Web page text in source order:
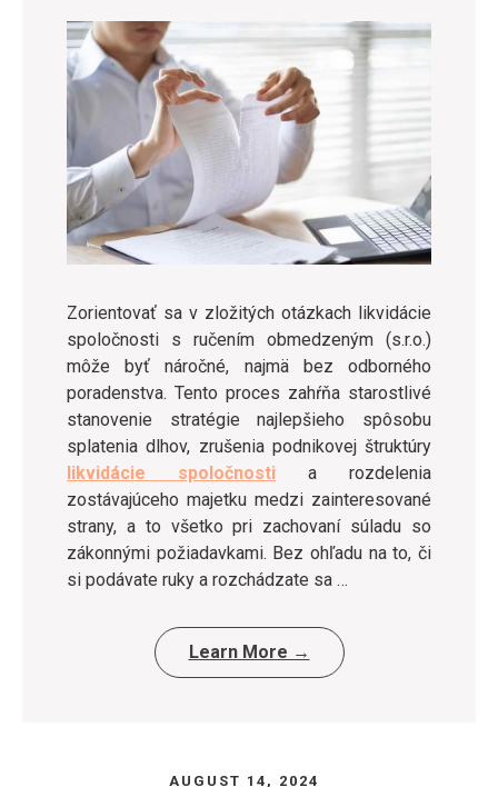
Zorientovať sa v zložitých otázkach likvidácie
spoločnosti s ručením obmedzeným (s.r.o.)
môže byť náročné, najmä bez odborného
poradenstva. Tento proces zahŕňa starostlivé
stanovenie stratégie najlepšieho spôsobu
splatenia dlhov, zrušenia podnikovej štruktúry
likvidácie spoločnosti a rozdelenia
zostávajúceho majetku medzi zainteresované
strany, a to všetko pri zachovaní súladu so
zákonnými požiadavkami. Bez ohľadu na to, či
si podávate ruky a rozchádzate sa …
Learn More →
AUGUST 14, 2024